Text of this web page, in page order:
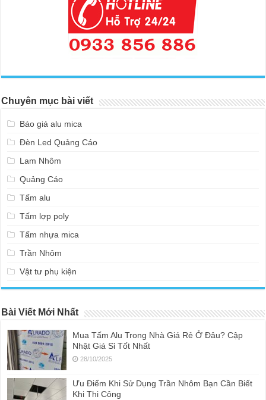
Chuyên mục bài viết
Báo giá alu mica
Đèn Led Quảng Cáo
Lam Nhôm
Quảng Cáo
Tấm alu
Tấm lợp poly
Tấm nhựa mica
Trần Nhôm
Vật tư phụ kiện
Bài Viết Mới Nhất
Mua Tấm Alu Trong Nhà Giá Rẻ Ở Đâu? Cập
Nhật Giá Sỉ Tốt Nhất
28/10/2025
Ưu Điểm Khi Sử Dụng Trần Nhôm Bạn Cần Biết
Khi Thi Công